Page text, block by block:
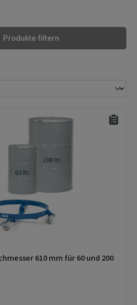
Produkte filtern
von 0 von 5 Sternen
610 mm für 60 und 200